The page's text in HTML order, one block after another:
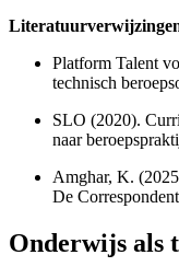
Platform Talent
technisch
SLO (2020).
naar
Amghar, K.
De
Onderwijs als